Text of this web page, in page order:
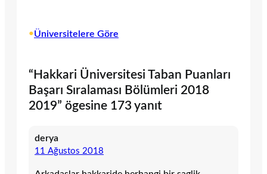
•Üniversitelere Göre
“Hakkari Üniversitesi Taban Puanları
Başarı Sıralaması Bölümleri 2018
2019” ögesine 173 yanıt
derya
11 Ağustos 2018